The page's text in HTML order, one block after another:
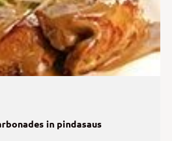
in pindasaus